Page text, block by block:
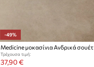
-49%
Medicine μοκασίνια Ανδρικά σουέτ
Τρέχουσα τιμή:
37,90 €